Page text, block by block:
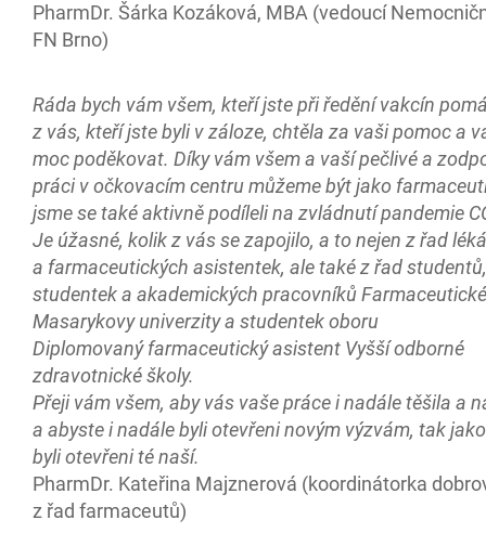
PharmDr. Šárka Kozáková, MBA (vedoucí
FN Brno)
Ráda bych vám všem, kteří jste při ředění vakcín
z vás, kteří jste byli v záloze, chtěla za vaši pomoc a
moc poděkovat. Díky vám všem a vaší pečlivé a
práci v očkovacím centru můžeme být jako
jsme se také aktivně podíleli na zvládnutí pandemie
Je úžasné, kolik z vás se zapojilo, a to nejen z řad
a farmaceutických asistentek, ale také z řad studentů,
studentek a akademických pracovníků
Masarykovy univerzity a studentek oboru
Diplomovaný farmaceutický asistent Vyšší odborné
zdravotnické školy.
Přeji vám všem, aby vás vaše práce i nadále těšila a
a abyste i nadále byli otevřeni novým výzvám, tak
byli otevřeni té naší.
PharmDr. Kateřina Majznerová (koordinátorka
z řad farmaceutů)